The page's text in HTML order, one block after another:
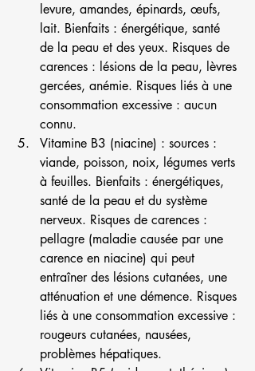
levure, amandes, épinards, œufs,
lait. Bienfaits : énergétique, santé
de la peau et des yeux. Risques de
carences : lésions de la peau, lèvres
gercées, anémie. Risques liés à une
consommation excessive : aucun
connu.
Vitamine B3 (niacine) : sources :
viande, poisson, noix, légumes verts
à feuilles. Bienfaits : énergétiques,
santé de la peau et du système
nerveux. Risques de carences :
pellagre (maladie causée par une
carence en niacine) qui peut
entraîner des lésions cutanées, une
atténuation et une démence. Risques
liés à une consommation excessive :
rougeurs cutanées, nausées,
problèmes hépatiques.